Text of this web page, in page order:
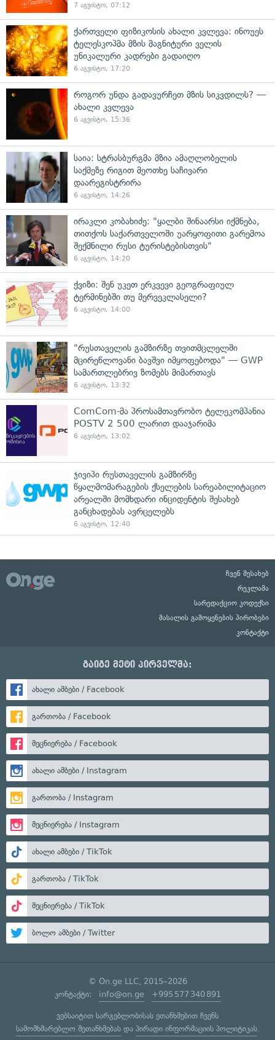
7 აგვისტო, 07:12
ქართველი ფიზიკოსის ახალი კვლევა: ინოუეს
ტელესკოპმა მზის მაგნიტური ველის
უნიკალური კადრები გადაიღო
6 აგვისტო, 17:20
როგორ უნდა გადავურჩეთ მზის სიკვდილს? —
ახალი კვლევა
6 აგვისტო, 15:36
საია: სტრასბურგმა მზია ამაღლობელის
საქმეზე რიგით მეოთხე საჩივარი
დაარეგისტრირა
6 აგვისტო, 14:26
ირაკლი კობახიძე: "ყალბი შინაარსი იქმნება,
თითქოს საქართველოში უარყოფითი გარემოა
შექმნილი რუსი ტურისტებისთვის"
6 აგვისტო, 14:20
ქვიზი: შენ უკეთ ერკვევი გეოგრაფიულ
ტერმინებში თუ მერვეკლასელი?
6 აგვისტო, 14:00
"რუსთაველის გამზირზე თვითმცლელში
მცირეწლოვანი ბავშვი იმყოფებოდა" — GWP
სამართლებრივ ზომებს მიმართავს
6 აგვისტო, 13:32
ComCom-მა პროსამთავრობო ტელეკომპანია
POSTV 2 500 ლარით დააჯარიმა
6 აგვისტო, 13:02
ჯივიპი რუსთაველის გამზირზე
წყალმომარაგების ქსელების სარეაბილიტაციო
არეალში მომხდარი ინციდენტის შესახებ
განცხადებას ავრცელებს
6 აგვისტო, 12:40
ჩვენ შესახებ
რეკლამა
სარედაქციო კოდექსი
მასალის გამოყენების პირობები
კონტაქტი
გაიგე მეტი პირველმა:
ახალი ამბები / Facebook
გართობა / Facebook
მეცნიერება / Facebook
ახალი ამბები / Instagram
გართობა / Instagram
მეცნიერება / Instagram
ახალი ამბები / TikTok
გართობა / TikTok
მეცნიერება / TikTok
ბოლო ამბები / Twitter
© On.ge LLC, 2015–2026
კონტაქტი: info@on.ge +995 577 340 891
ვებსაიტით სარგებლობისას ეთანხმებით ჩვენს
სამომხმარებლო შეთანხმებასდა პირადი ინფორმაციის პოლიტიკას.